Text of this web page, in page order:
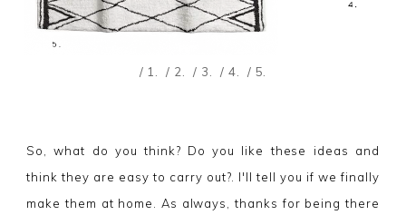
/ 1. / 2. / 3. / 4. / 5.
So, what do you think? Do you like these ideas and
think they are easy to carry out?. I'll tell you if we finally
make them at home. As always, thanks for being there